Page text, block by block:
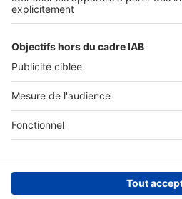
Nous contacter
Connexion à My SeLoger Pro
Espace Presse